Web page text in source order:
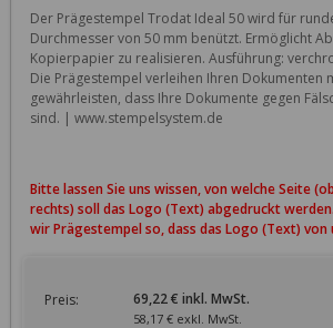
Der Prägestempel Trodat Ideal 50 wird für
Durchmesser von 50 mm benützt. Ermöglicht
Kopierpapier zu realisieren. Ausführung:
Die Prägestempel verleihen Ihren Dokumenten
gewährleisten, dass Ihre Dokumente gegen
Bitte lassen Sie uns wissen, von welche Seite
rechts) soll das Logo (Text) abgedruckt
wir Prägestempel so, dass das Logo (Text)
Preis: 69,22 € inkl. MwSt.
58,17 € exkl. MwSt.